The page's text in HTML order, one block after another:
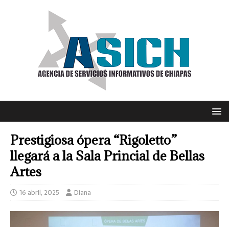
Prestigiosa ópera “Rigoletto”
llegará a la Sala Princial de Bellas
Artes
16 abril, 2025 Diana